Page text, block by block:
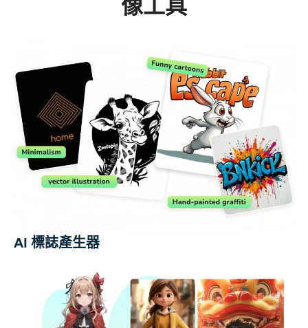
像工具
AI 標誌產生器